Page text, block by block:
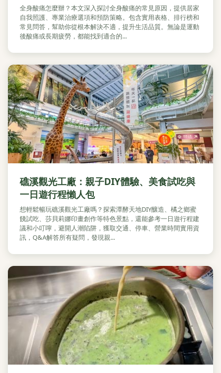
全身酸痛怎麼辦？本文深入探討全身酸痛的常見原因，提供居家
自我照護、專業治療選項和預防策略。包含實用表格、排行榜和
常見問答，幫助你從根本解決不適，提升生活品質。無論是運動
後酸痛或長期疲勞，都能找到適合的...
礁溪觀光工廠：親子DIY體驗、美食試吃與
一日遊行程懶人包
想輕鬆暢玩礁溪觀光工廠嗎？探索潭酵天地DIY釀造、橘之鄉蜜
餞試吃、莎貝莉娜印畫創作等特色景點，還能參考一日遊行程建
議和小叮嚀，避開人潮陷阱，獲取交通、停車、營業時間實用資
訊，Q&A解答所有疑問，發現親...